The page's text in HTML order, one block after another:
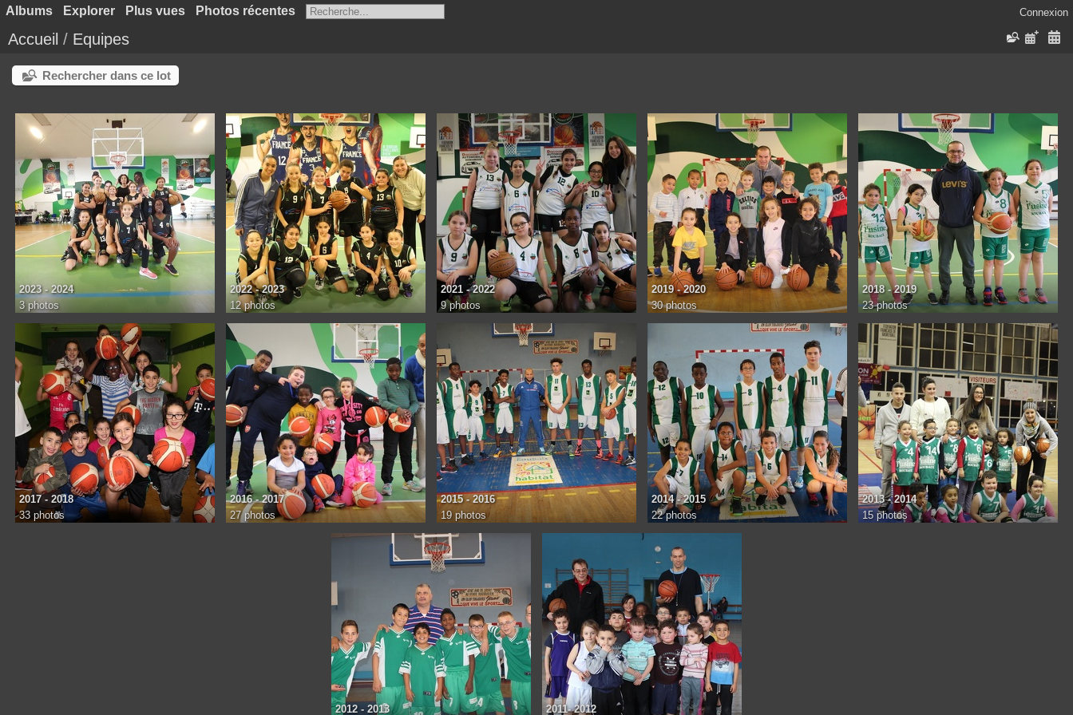
Albums Explorer Plus vues Photos récentes Connexion
Accueil / Equipes
Rechercher dans ce lot
2023 - 2024
3 photos
2022 - 2023
12 photos
2021 - 2022
9 photos
2019 - 2020
30 photos
2018 - 2019
23 photos
2017 - 2018
33 photos
2016 - 2017
27 photos
2015 - 2016
19 photos
2014 - 2015
22 photos
2013 - 2014
15 photos
2012 - 2013 2011- 2012